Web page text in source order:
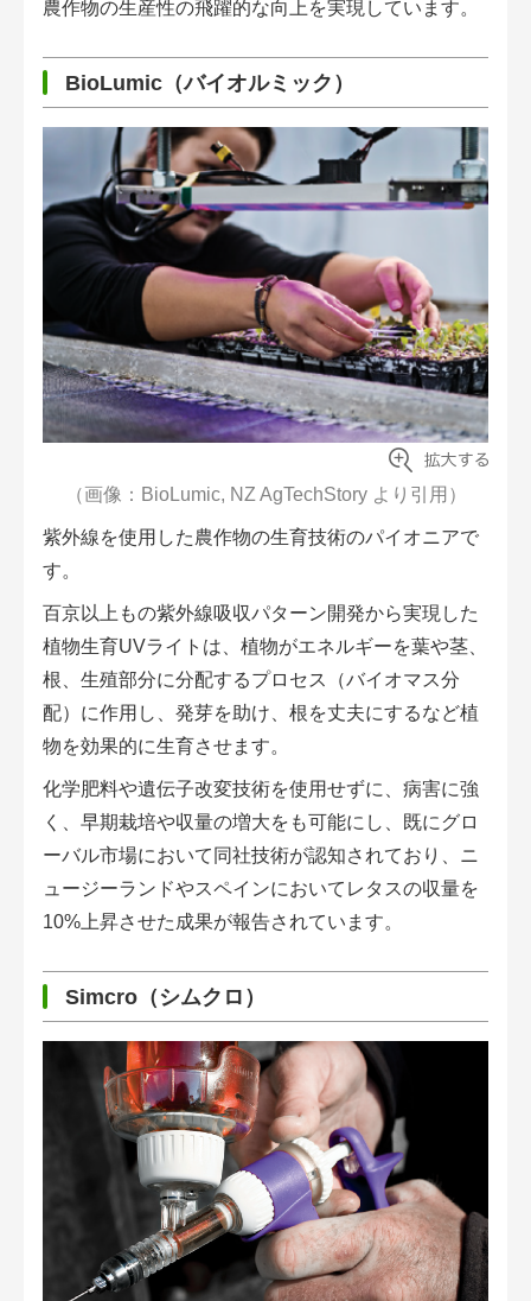
農作物の生産性の飛躍的な向上を実現しています。
BioLumic（バイオルミック）
（画像：BioLumic, NZ AgTechStory より引用）
紫外線を使用した農作物の生育技術のパイオニアで
す。
百京以上もの紫外線吸収パターン開発から実現した
植物生育UVライトは、植物がエネルギーを葉や茎、
根、生殖部分に分配するプロセス（バイオマス分
配）に作用し、発芽を助け、根を丈夫にするなど植
物を効果的に生育させます。
化学肥料や遺伝子改変技術を使用せずに、病害に強
く、早期栽培や収量の増大をも可能にし、既にグロ
ーバル市場において同社技術が認知されており、ニ
ュージーランドやスペインにおいてレタスの収量を
10%上昇させた成果が報告されています。
Simcro（シムクロ）